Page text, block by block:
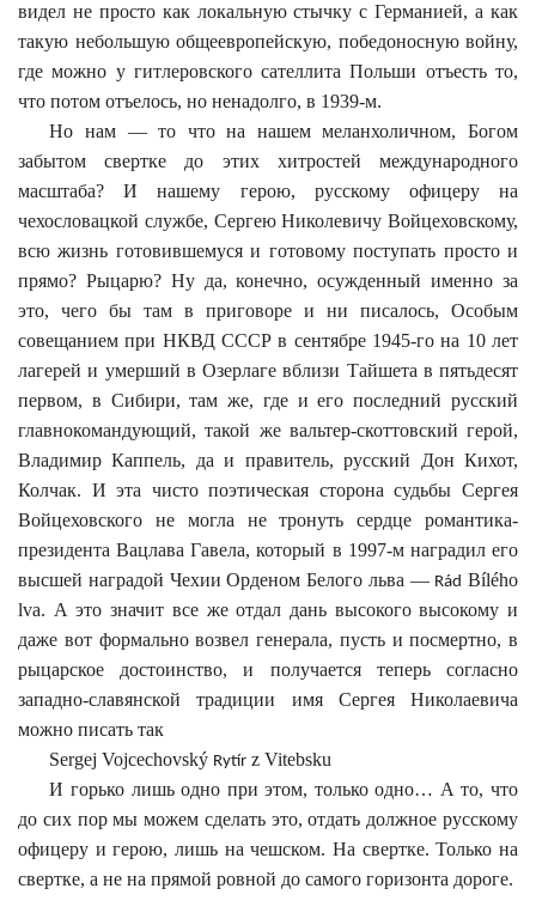
видел не просто как локальную стычку с Германией, а как
такую небольшую общеевропейскую, победоносную войну,
где можно у гитлеровского сателлита Польши отъесть то,
что потом отъелось, но ненадолго, в 1939-м.
Но нам — то что на нашем меланхоличном, Богом
забытом свертке до этих хитростей международного
масштаба? И нашему герою, русскому офицеру на
чехословацкой службе, Сергею Николевичу Войцеховскому,
всю жизнь готовившемуся и готовому поступать просто и
прямо? Рыцарю? Ну да, конечно, осужденный именно за
это, чего бы там в приговоре и ни писалось, Особым
совещанием при НКВД СССР в сентябре 1945-го на 10 лет
лагерей и умерший в Озерлаге вблизи Тайшета в пятьдесят
первом, в Сибири, там же, где и его последний русский
главнокомандующий, такой же вальтер-скоттовский герой,
Владимир Каппель, да и правитель, русский Дон Кихот,
Колчак. И эта чисто поэтическая сторона судьбы Сергея
Войцеховского не могла не тронуть сердце романтика-
президента Вацлава Гавела, который в 1997-м наградил его
высшей наградой Чехии Орденом Белого льва — Rád Bílého
lva. А это значит все же отдал дань высокого высокому и
даже вот формально возвел генерала, пусть и посмертно, в
рыцарское достоинство, и получается теперь согласно
западно-славянской традиции имя Сергея Николаевича
можно писать так
Sergej Vojcechovský Rytír z Vitebsku
И горько лишь одно при этом, только одно… А то, что
до сих пор мы можем сделать это, отдать должное русскому
офицеру и герою, лишь на чешском. На свертке. Только на
свертке, а не на прямой ровной до самого горизонта дороге.